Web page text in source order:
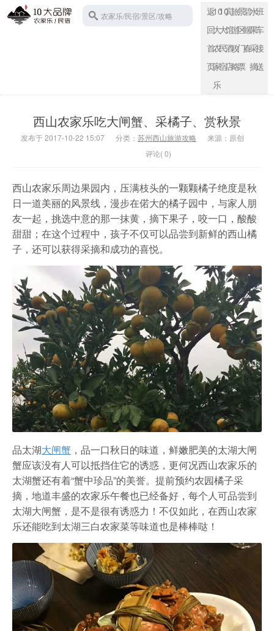
农家乐
农家乐/民宿/景区/攻略
返
回
首
页
10
大
农
家
乐
10
大
民
宿
宾
馆
酒
店
旅
游
攻
略
景
区
门
票
碧
螺
春
水
果
采
摘
班
车
接
送
西山农家乐吃大闸蟹、采橘子、赏秋景
发布于 2017-10-22 15:07 分类： 苏州西山旅游攻略
来源：原创
评论( 0)
西山农家乐周边果园内，压满枝头的一颗颗橘子绝度是秋
日一道美丽的风景线，漫步在偌大的橘子园中，与家人朋
友一起，挑选中意的那一抹黄，摘下果子，咬一口，酸酸
甜甜；在这个过程中，孩子不仅可以品尝到新鲜的西山橘
子，还可以获得采摘和成功的喜悦。
品太湖大闸蟹 ，品一口秋日的味道，鲜嫩肥美的太湖大闸
蟹应该没有人可以抵挡住它的诱惑，更何况西山农家乐的
太湖蟹还有着“蟹中珍品”的美誉。提前预约农园橘子采
摘，地道丰盛的农家乐午餐也已经备好，每个人可品尝到
太湖大闸蟹，是不是很有诱惑力！不仅如此，在西山农家
乐还能吃到太湖三白农家菜等味道也是棒棒哒！